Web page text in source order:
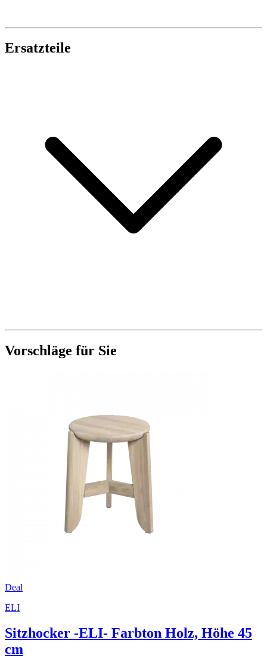
Ersatzteile
Vorschläge für Sie
Deal
ELI
Sitzhocker -ELI- Farbton Holz, Höhe 45
cm